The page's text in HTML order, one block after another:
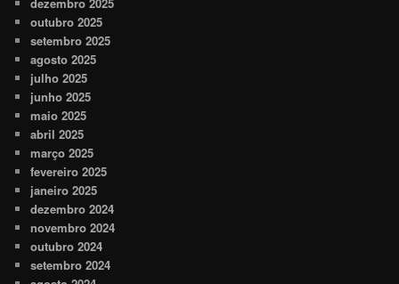
outubro 2025
setembro 2025
agosto 2025
julho 2025
junho 2025
maio 2025
abril 2025
março 2025
fevereiro 2025
janeiro 2025
dezembro 2024
novembro 2024
outubro 2024
setembro 2024